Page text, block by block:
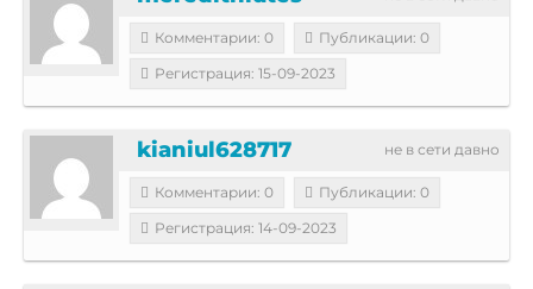
Комментарии: 0
Публикации: 0
Регистрация: 15-09-2023
не в сети давно
kianiul628717
Комментарии: 0
Публикации: 0
Регистрация: 14-09-2023